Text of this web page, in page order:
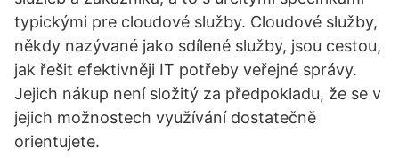
typickými pre cloudové služby. Cloudové služby,
někdy nazývané jako sdílené služby, jsou cestou,
jak řešit efektivněji IT potřeby veřejné správy.
Jejich nákup není složitý za předpokladu, že se v
jejich možnostech využívání dostatečně
orientujete.